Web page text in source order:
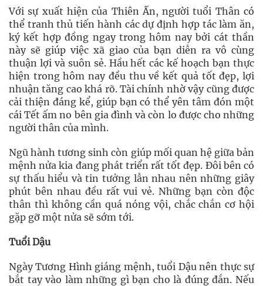
Với sự xuất hiện của Thiên Ấn, người tuổi Thân có
thể tranh thủ tiến hành các dự định hợp tác làm ăn,
ký kết hợp đồng ngay trong hôm nay bởi cát thần
này sẽ giúp việc xã giao của bạn diễn ra vô cùng
thuận lợi và suôn sẻ. Hầu hết các kế hoạch bạn thực
hiện trong hôm nay đều thu về kết quả tốt đẹp, lợi
nhuận tăng cao khá rõ. Tài chính nhờ vậy cũng được
cải thiện đáng kể, giúp bạn có thể yên tâm đón một
cái Tết ấm no bên gia đình và còn lo được cho những
người thân của mình.
Ngũ hành tương sinh còn giúp mối quan hệ giữa bản
mệnh nửa kia đang phát triển rất tốt đẹp. Đôi bên có
sự thấu hiểu và tin tưởng lẫn nhau nên những giây
phút bên nhau đều rất vui vẻ. Những bạn còn độc
thân thì không cần quá nóng vội, chắc chắn cơ hội
gặp gỡ một nửa sẽ sớm tới.
Tuổi Dậu
Ngày Tương Hình giáng mệnh, tuổi Dậu nên thực sự
bắt tay vào làm những gì bạn cho là đúng đắn. Nếu